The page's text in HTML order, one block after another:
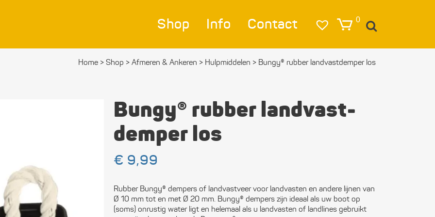
0
Shop
Navigatie
Verlichting
Afmeren & Ankeren
materialen
Elektra en
Info Contact
Home > Shop > Afmeren & Ankeren > Hulp­middelen > Bungy® rubber landvast­demper los
Bungy® rubber landvast­
demper los
€ 9,99
Rubber Bungy® dempers of landvastveer voor landvasten en andere lijnen van
Ø 10 mm tot en met Ø 20 mm. Bungy® dempers zijn ideaal als uw boot op
(soms) onrustig water ligt en helemaal als u landvasten of landlines gebruikt